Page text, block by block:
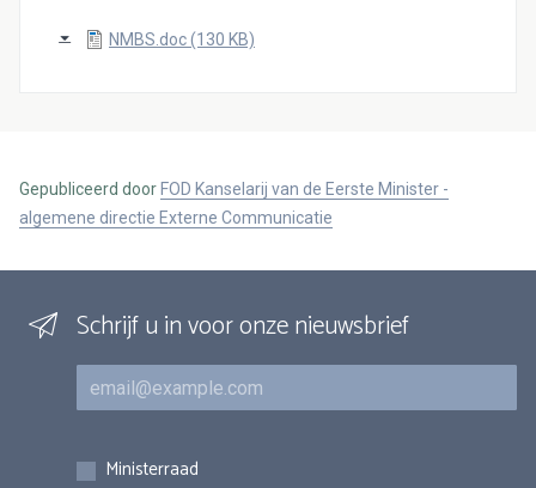
NMBS.doc (130 KB)
Gepubliceerd door FOD Kanselarij van de Eerste Minister -
algemene directie Externe Communicatie
Schrijf u in voor onze nieuwsbrief
E-mail
Inschrijvingen
Ministerraad